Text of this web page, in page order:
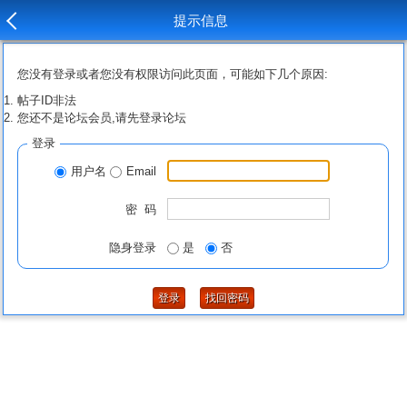
提示信息
您没有登录或者您没有权限访问此页面，可能如下几个原因:
帖子ID非法
您还不是论坛会员,请先登录论坛
登录
用户名 Email
密 码
隐身登录 是 否